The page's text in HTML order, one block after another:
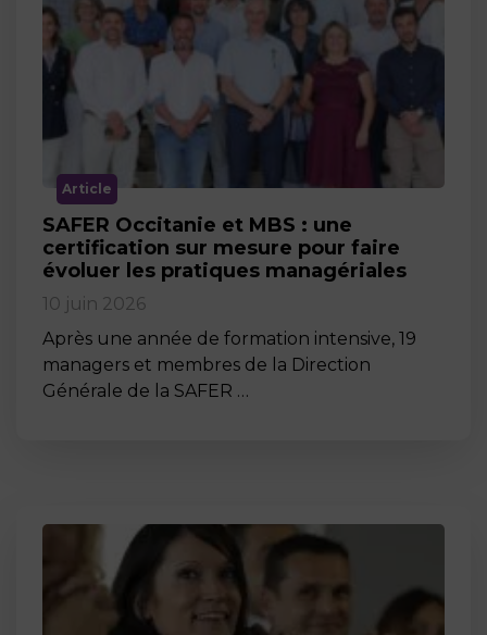
Article
SAFER Occitanie et MBS : une
certification sur mesure pour faire
évoluer les pratiques managériales
10 juin 2026
Après une année de formation intensive, 19
managers et membres de la Direction
Générale de la SAFER …